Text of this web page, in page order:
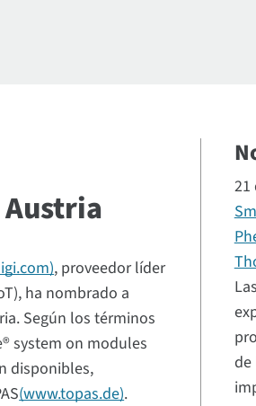
, proveedor líder
ha nombrado a
Según los términos
system on modules
disponibles,
(www.topas.de).
21
de